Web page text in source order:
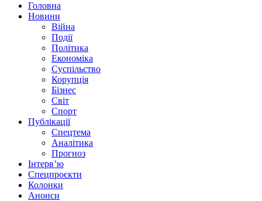
Головна
Новини
Війна
Події
Політика
Економіка
Суспільство
Корупція
Бізнес
Світ
Спорт
Публікації
Спецтема
Аналітика
Прогноз
Інтерв’ю
Спецпроєкти
Колонки
Анонси